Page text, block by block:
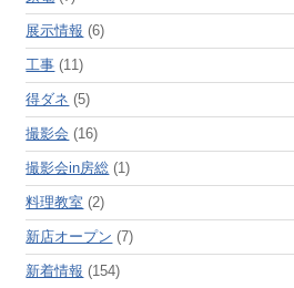
展示情報 (6)
工事 (11)
得ダネ (5)
撮影会 (16)
撮影会in房総 (1)
料理教室 (2)
新店オープン (7)
新着情報 (154)